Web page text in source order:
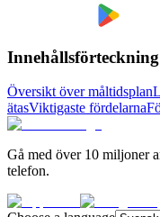
Innehållsförteckning
Översikt över måltidsplan
ätasViktigaste fördelarna
Gå med över 10 miljoner
telefon.